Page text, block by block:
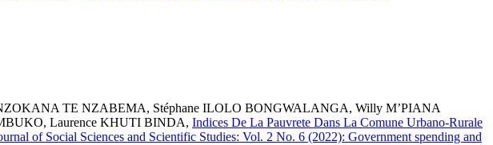
TE NZABEMA, Stéphane ILOLO BONGWALANGA, Willy M’PIANA
Laurence KHUTI BINDA, Indices De La Pauvrete Dans La Comune Urbano-Rurale
of Social Sciences and Scientific Studies: Vol. 2 No. 6 (2022): Government spending and